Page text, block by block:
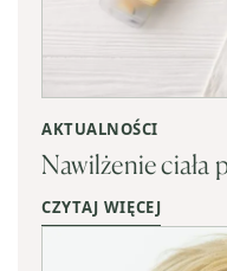
AKTUALNOŚCI
Nawilżenie
CZYTAJ WIĘCEJ